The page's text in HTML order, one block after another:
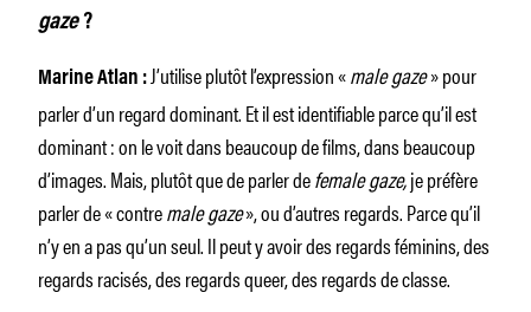
gaze?
Marine Atlan : J’utilise plutôt l’expression «male gaze» pour
parler d’un regard dominant. Et il est identifiable parce qu’il est
dominant : on le voit dans beaucoup de films, dans beaucoup
d’images. Mais, plutôt que de parler defemale gaze,je préfère
parler de « contremale gaze», ou d’autres regards. Parce qu’il
n’y en a pas qu’un seul. Il peut y avoir des regards féminins, des
regards racisés, des regards queer, des regards de classe.